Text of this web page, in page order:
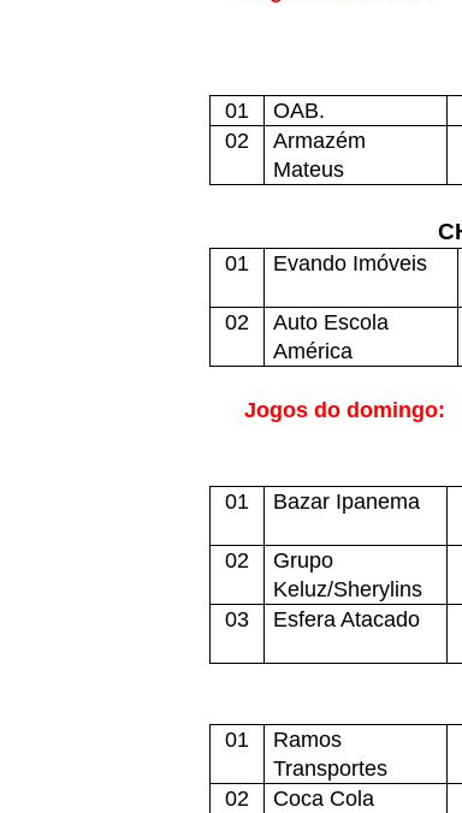
01 OAB.
02
Armazém
Mateus
01 Evando Imóveis
02
Auto Escola
América
Jogos do domingo:
01 Bazar Ipanema
02
Grupo
Keluz/Sherylins
03 Esfera Atacado
01
Ramos
Transportes
02 Coca Cola